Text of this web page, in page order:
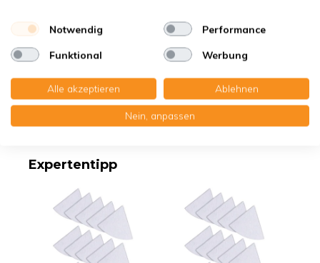
Eigenschaften
Produktbeschreibung
Erstklassige Qualität - Made in Germany
Expertentipp
Notwendig Performance
Funktional Werbung
Alle akzeptieren Ablehnen
Nein, anpassen